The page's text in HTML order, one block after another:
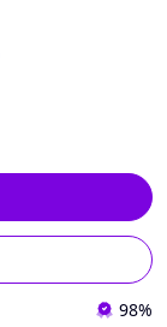
98%